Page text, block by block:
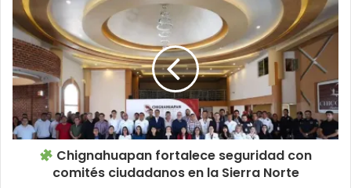
Chignahuapan fortalece seguridad con
comités ciudadanos en la Sierra Norte